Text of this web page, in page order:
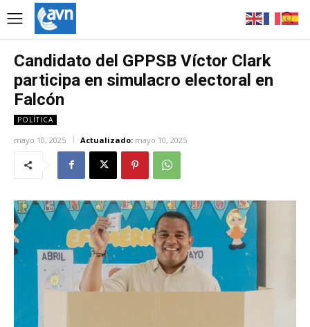
Candidato del GPPSB Víctor Clark
participa en simulacro electoral en
Falcón
POLÍTICA
mayo 10, 2025 Actualizado: mayo 10, 2025